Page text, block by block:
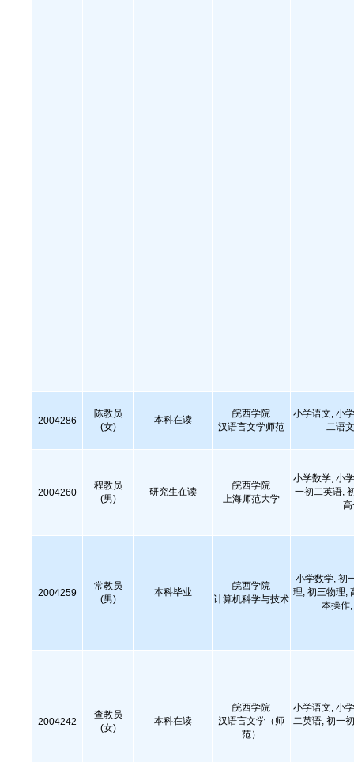
2004286
陈教员
(女)
本科在读
皖西学院
汉语言文学师范
小学语文, 小
二语
2004260
程教员
(男)
研究生在读
皖西学院
上海师范大学
小学数学, 小
一初二英语,
2004259
常教员
(男)
本科毕业
皖西学院
计算机科学与技术
小学数学, 初
理, 初三物理,
本操作
2004242
查教员
(女)
本科在读
皖西学院
汉语言文学（师
范）
小学语文, 小
二英语, 初一